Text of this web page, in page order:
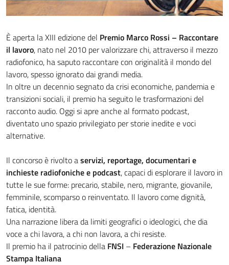
È aperta la XIII edizione del Premio Marco Rossi – Raccontare
il lavoro, nato nel 2010 per valorizzare chi, attraverso il mezzo
radiofonico, ha saputo raccontare con originalità il mondo del
lavoro, spesso ignorato dai grandi media.
In oltre un decennio segnato da crisi economiche, pandemia e
transizioni sociali, il premio ha seguito le trasformazioni del
racconto audio. Oggi si apre anche al formato podcast,
diventato uno spazio privilegiato per storie inedite e voci
alternative.
Il concorso è rivolto aservizi, reportage, documentari e
inchieste radiofoniche e podcast, capaci di esplorare il lavoro in
tutte le sue forme: precario, stabile, nero, migrante, giovanile,
femminile, scomparso o reinventato. Il lavoro come dignità,
fatica, identità.
Una narrazione libera da limiti geografici o ideologici, che dia
voce a chi lavora, a chi non lavora, a chi resiste.
Il premio ha il patrocinio della FNSI – Federazione Nazionale
Stampa Italiana